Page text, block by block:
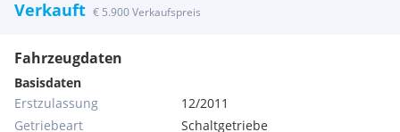
Verkauft € 5.900 Verkaufspreis
Fahrzeugdaten
Basisdaten
Erstzulassung
12/2011
Getriebeart
Schaltgetriebe